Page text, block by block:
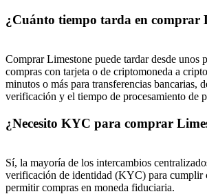
Share 500000 CASHCAT prize pool
Exclusive for BitMart Users
¿Cuánto tiempo tarda en comprar
Comprar Limestone puede tardar desde unos
compras con tarjeta o de criptomoneda a
minutos o más para transferencias bancarias,
verificación y el tiempo de procesamiento de
¿Necesito KYC para comprar
Sí, la mayoría de los intercambios
verificación de identidad (KYC) para cumplir
permitir compras en moneda fiduciaria.